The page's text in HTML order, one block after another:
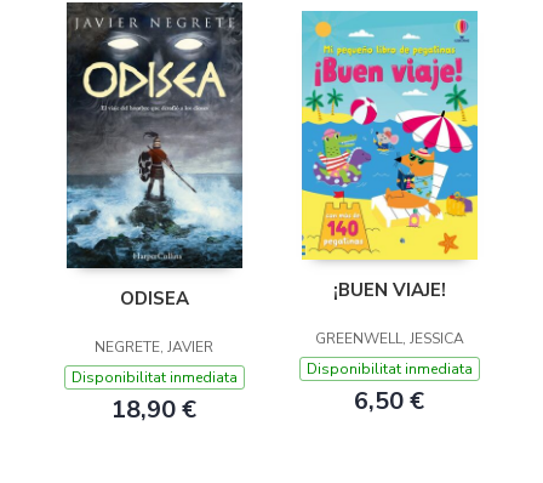
ODISEA
NEGRETE, JAVIER
Disponibilitat inmediata
18,90 €
¡BUEN VIAJE!
GREENWELL, JESSICA
Disponibilitat inmediata
6,50 €